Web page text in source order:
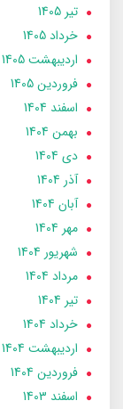
تير 1405
خرداد 1405
ارديبهشت 1405
فروردین 1405
اسفند 1404
بهمن 1404
دی 1404
آذر 1404
آبان 1404
مهر 1404
شهریور 1404
مرداد 1404
تير 1404
خرداد 1404
ارديبهشت 1404
فروردین 1404
اسفند 1403